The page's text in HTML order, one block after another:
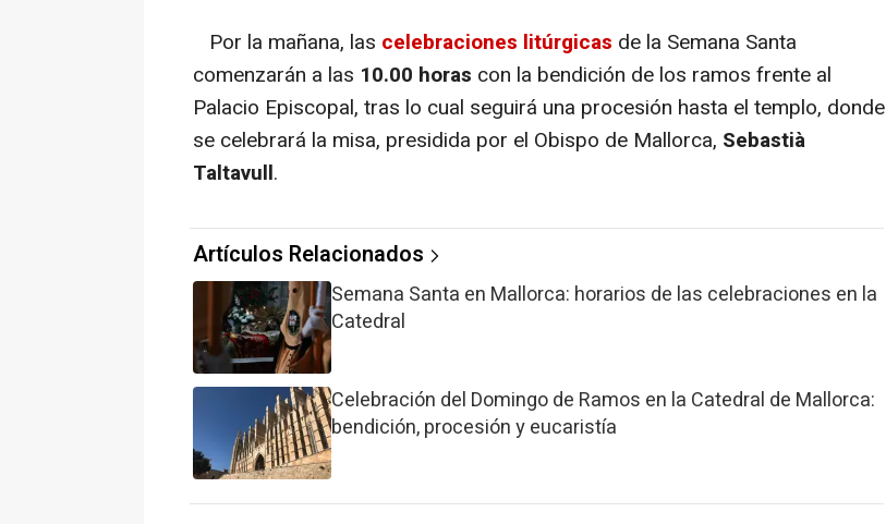
Por la mañana, las celebraciones litúrgicas de la Semana Santa
comenzarán a las 10.00 horas con la bendición de los ramos frente al
Palacio Episcopal, tras lo cual seguirá una procesión hasta el templo, donde
se celebrará la misa, presidida por el Obispo de Mallorca, Sebastià
Taltavull.
Artículos Relacionados
Semana Santa en Mallorca: horarios de las celebraciones en la
Catedral
Celebración del Domingo de Ramos en la Catedral de Mallorca:
bendición, procesión y eucaristía